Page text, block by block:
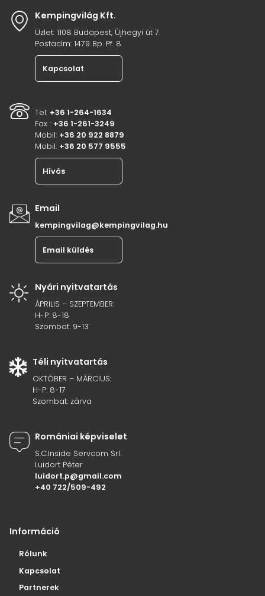
Kempingvilág Kft.
Üzlet: 1108 Budapest, Újhegyi út 7.
Postacím: 1479 Bp. Pf. 8
Kapcsolat
Tel: +36 1-264-1634
Fax : +36 1-261-3249
Mobil: +36 20 922 8879
Mobil: +36 20 577 9555
Hívás
Email
kempingvilag@kempingvilag.hu
Email küldés
Nyári nyitvatartás
ÁPRILIS – SZEPTEMBER:
H-P: 8-18
Szombat: 9-13
Téli nyitvatartás
OKTÓBER – MÁRCIUS:
H-P: 8-17
Szombat: zárva
Romániai képviselet
S.C.Inside Servcom Srl.
Luidort Péter
luidort.p@gmail.com
+40 722/509-492
Információ
Rólunk
Kapcsolat
Partnerek